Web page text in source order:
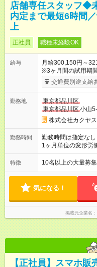
店舗専任スタッフ◆
内定まで最短6時間
上
正社員 職種未経験OK
給与
月給300,150円～
※3ヶ月間の試用期
遇に違いはありません。 ※給与には月30時間分の
（48，700円～58
定致します。 【試用期間】試用期間あり 試用期間の長さ：3ヶ
月 雇用形態、給与
交通費別途支給
勤務地
東京都品川区
東京都品川区小山
株式会社カクヤ
勤務時間
勤務時間は指定なし
1ヶ月単位の変形労働
2：00の間のシフト制 ※営業時間・勤務開始時間は拠点に
なる。
特徴 10名以上の大量募集
気になる！
掲載元企業名
【正社員】スマホ